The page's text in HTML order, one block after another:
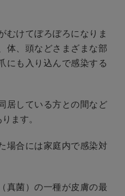
むけてぼろぼろになりま
体、頭などさまざまな部
にも入り込んで感染する
居している方との間など
ます。
場合には家庭内で感染対
真菌）の一種が皮膚の最